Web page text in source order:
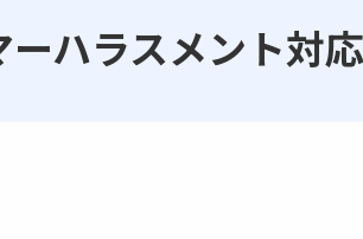
ーハラスメント対